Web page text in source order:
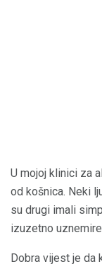
U mojoj klinici za
od košnica. Neki
su drugi imali
izuzetno
Dobra vijest je da